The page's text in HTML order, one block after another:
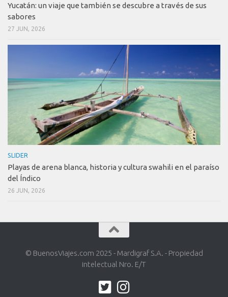
Yucatán: un viaje que también se descubre a través de sus
sabores
27 JUN, 2026
SLIDER
Playas de arena blanca, historia y cultura swahili en el paraíso
del Índico
26 JUN, 2026
© BuenosViajes.com 2025 - Mardigraf S.A. - Propiedad
intelectual Nro. E/T